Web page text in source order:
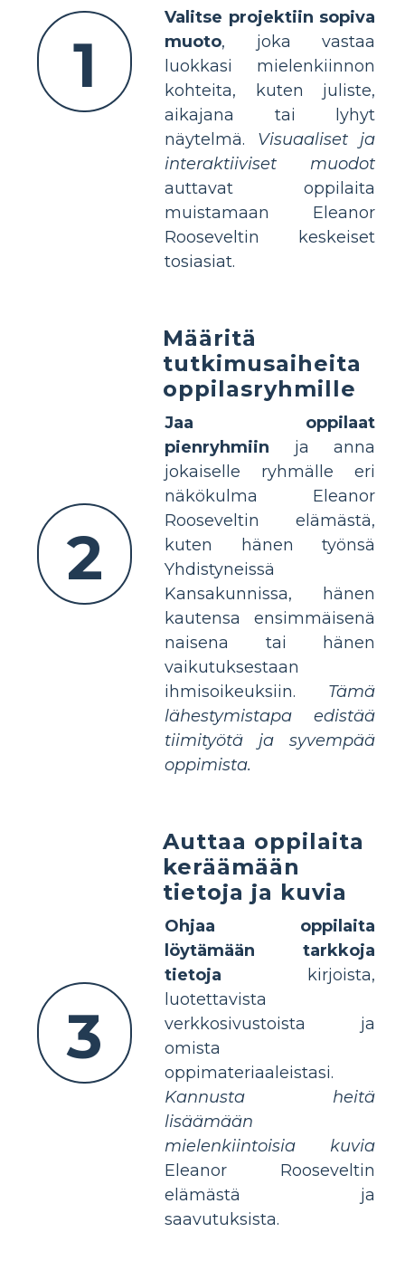
1
Valitse projektiin sopiva
muoto, joka vastaa
luokkasi mielenkiinnon
kohteita, kuten juliste,
aikajana tai lyhyt
näytelmä. Visuaaliset ja
interaktiiviset muodot
auttavat oppilaita
muistamaan Eleanor
Rooseveltin keskeiset
tosiasiat.
2
Määritä
tutkimusaiheita
oppilasryhmille
Jaa oppilaat
pienryhmiin ja anna
jokaiselle ryhmälle eri
näkökulma Eleanor
Rooseveltin elämästä,
kuten hänen työnsä
Yhdistyneissä
Kansakunnissa, hänen
kautensa ensimmäisenä
naisena tai hänen
vaikutuksestaan
ihmisoikeuksiin. Tämä
lähestymistapa edistää
tiimityötä ja syvempää
oppimista.
3
Auttaa oppilaita
keräämään
tietoja ja kuvia
Ohjaa oppilaita
löytämään tarkkoja
tietoja kirjoista,
luotettavista
verkkosivustoista ja
omista
oppimateriaaleistasi.
Kannusta heitä
lisäämään
mielenkiintoisia kuvia
Eleanor Rooseveltin
elämästä ja
saavutuksista.